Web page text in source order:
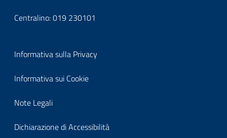
Centralino:019 230101
Block
it-
block-
footerprivacy
Informativa sulla Privacy
Informativa sui Cookie
Note Legali
Dichiarazione di Accessibilità